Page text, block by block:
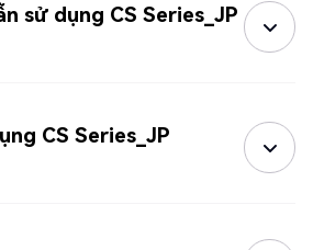
sử dụng CS Series_JP
CS Series_JP